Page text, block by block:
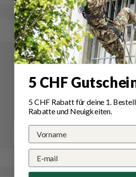
5 CHF
5 CHF Rabatt für deine 1.
Rabatte und Neuigkeiten.